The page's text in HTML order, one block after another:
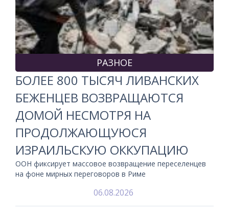
РАЗНОЕ
БОЛЕЕ 800 ТЫСЯЧ ЛИВАНСКИХ
БЕЖЕНЦЕВ ВОЗВРАЩАЮТСЯ
ДОМОЙ НЕСМОТРЯ НА
ПРОДОЛЖАЮЩУЮСЯ
ИЗРАИЛЬСКУЮ ОККУПАЦИЮ
ООН фиксирует массовое возвращение переселенцев
на фоне мирных переговоров в Риме
06.08.2026